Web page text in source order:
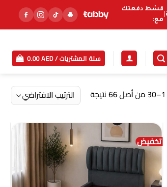
قسّط دفعتك
مع:
سلة المشتريات / 0.00AED
تخفيض